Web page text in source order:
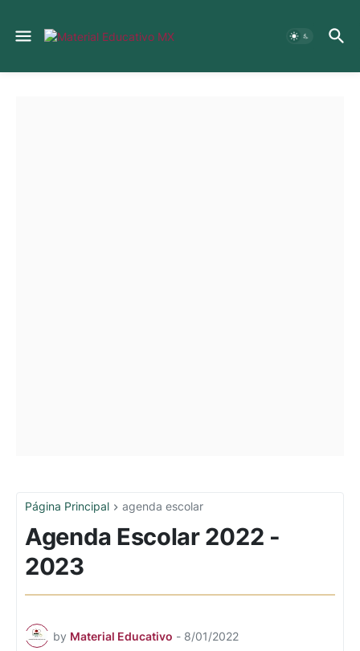
Página Principal agenda escolar
Agenda Escolar 2022 -
2023
by Material Educativo - 8/01/2022